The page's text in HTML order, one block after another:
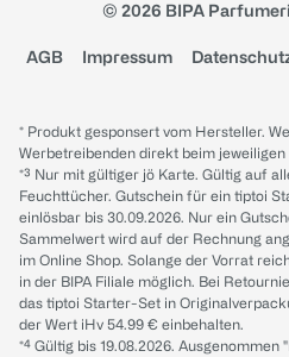
© 2026 BIPA
AGB Impressum
* Produkt gesponsert vom Hersteller.
Werbetreibenden direkt beim jeweiligen
*³ Nur mit gültiger jö Karte. Gültig auf
Feuchttücher. Gutschein für ein tiptoi
einlösbar bis 30.09.2026. Nur ein
Sammelwert wird auf der Rechnung
im Online Shop. Solange der Vorrat
in der BIPA Filiale möglich. Bei
das tiptoi Starter-Set in
der Wert iHv 54.99 € einbehalten.
*⁴ Gültig bis 19.08.2026.